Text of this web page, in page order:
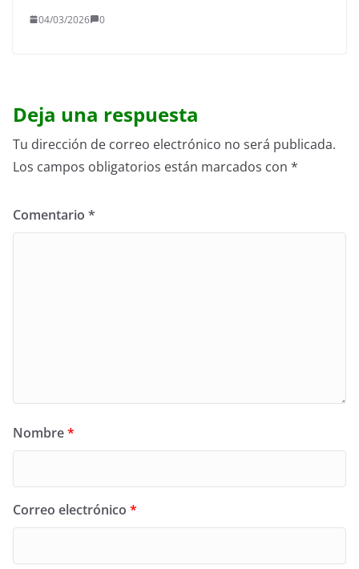
04/03/2026 0
Deja una respuesta
Tu dirección de correo electrónico no será publicada.
Los campos obligatorios están marcados con *
Comentario *
Nombre*
Correo electrónico *